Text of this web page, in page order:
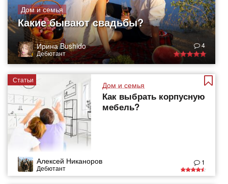
Дом и семья
Какие бывают свадьбы?
Ирина Bushido
Дебютант
4
Статьи
Дом и семья
Как выбрать корпусную
мебель?
Алексей Никаноров
Дебютант
1